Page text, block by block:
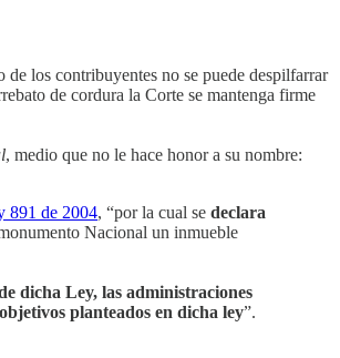
los contribuyentes no se puede despilfarrar
de cordura la Corte se mantenga firme
, medio que no le hace honor a su nombre:
891 de 2004, “por la cual se declara
Nacional un inmueble
dicha Ley, las administraciones
planteados en dicha ley”.